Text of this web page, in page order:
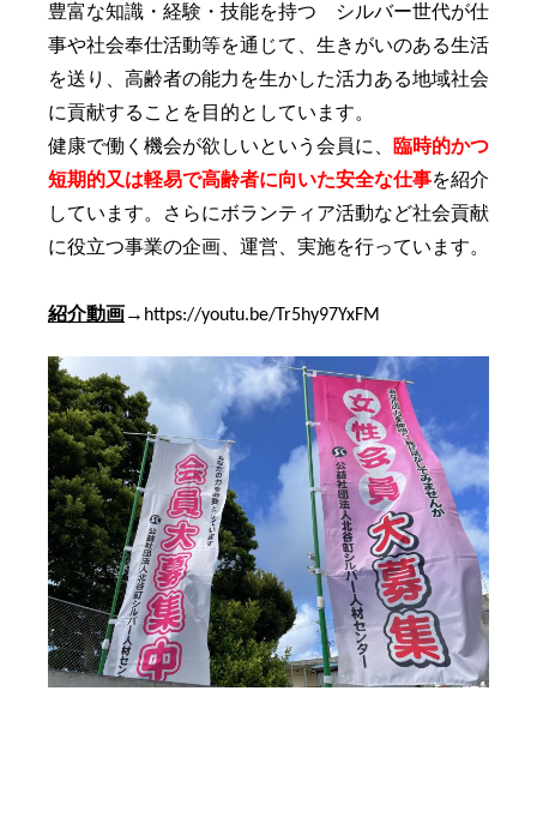
豊富な知識・経験・技能を持つ シルバー世代が仕
事や社会奉仕活動等を通じて、生きがいのある生活
を送り、高齢者の能力を生かした活力ある地域社会
に貢献することを目的としています。
健康で働く機会が欲しいという会員に、
臨時的かつ
短期的又は軽易で高齢者に向いた安全な仕事を紹介
しています。さらにボランティア活動など社会貢献
に役立つ事業の企画、運営、実施を行っています。
紹介動画→ https://youtu.be/Tr5hy97YxFM